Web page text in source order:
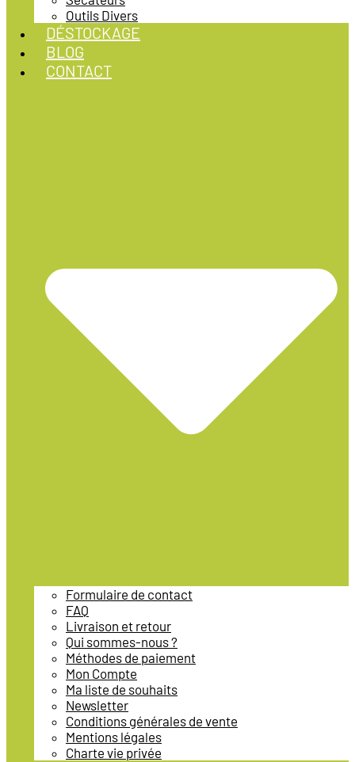
Outils Divers
DÉSTOCKAGE
BLOG
CONTACT
Formulaire de contact
FAQ
Livraison et retour
Qui sommes-nous ?
Méthodes de paiement
Mon Compte
Ma liste de souhaits
Newsletter
Conditions générales de vente
Mentions légales
Charte vie privée